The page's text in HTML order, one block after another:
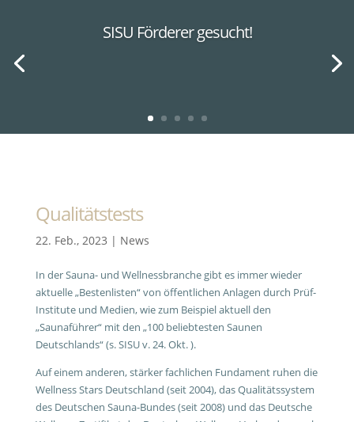
SISU Förderer gesucht!
Qualitätstests
22. Feb., 2023 | News
In der Sauna- und Wellnessbranche gibt es immer wieder
aktuelle „Bestenlisten“ von öffentlichen Anlagen durch Prüf-
Institute und Medien, wie zum Beispiel aktuell den
„Saunaführer“ mit den „100 beliebtesten Saunen
Deutschlands“ (s. SISU v. 24. Okt. ).
Auf einem anderen, stärker fachlichen Fundament ruhen die
Wellness Stars Deutschland (seit 2004), das Qualitätssystem
des Deutschen Sauna-Bundes (seit 2008) und das Deutsche